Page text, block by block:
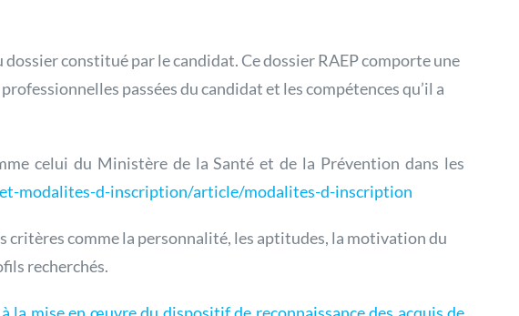
constitué par le candidat. Ce dossier RAEP comporte une
passées du candidat et les compétences qu’il a
celui du Ministère de la Santé et de la Prévention dans les
modalites-d-inscription/article/modalites-d-inscription
comme la personnalité, les aptitudes, la motivation du
recherchés.